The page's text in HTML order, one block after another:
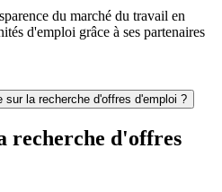
du marché du travail en
d'emploi grâce à ses partenaires
sur la recherche d'offres d'emploi ?
recherche d'offres